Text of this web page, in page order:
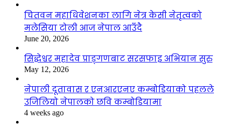
चितवन महाधिवेशनका लागि नेत्र केसी नेतृत्वको
मलेसिया टोली आज नेपाल आउँदै
June 20, 2026
सिद्धेश्वर महादेव प्राङ्गणबाट सरसफाइ अभियान सुरु
May 12, 2026
नेपाली दूतावास र एनआरएनए कम्बोडियाको पहलले
उजिलियो नेपालको छवि कम्बोडियामा
4 weeks ago